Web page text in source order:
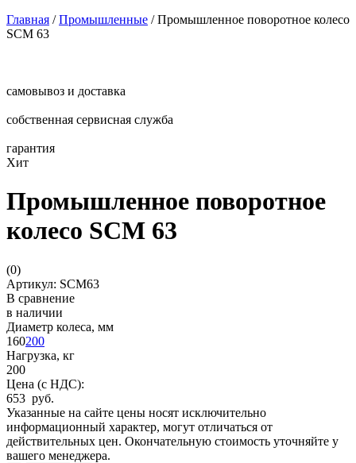
Главная /Промышленные /Промышленное поворотное колесо
SCM 63
самовывоз и доставка
собственная сервисная служба
гарантия
Хит
Промышленное поворотное
колесо SCM 63
(0)
Артикул: SCM63
В сравнение
в наличии
Диаметр колеса, мм
160200
Нагрузка, кг
200
Цена (с НДС):
653 руб.
Указанные на сайте цены носят исключительно
информационный характер, могут отличаться от
действительных цен. Окончательную стоимость уточняйте у
вашего менеджера.